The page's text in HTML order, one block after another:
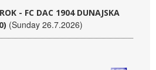
- FC DAC 1904 DUNAJSKA
(Sunday 26.7.2026)